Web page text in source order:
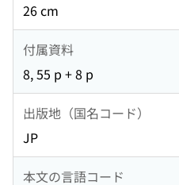
26 cm
付属資料
8, 55 p + 8 p
出版地（国名コード）
JP
本文の言語コード